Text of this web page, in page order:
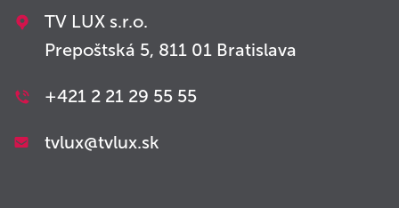
TV LUX s.r.o.
Prepoštská 5, 811 01 Bratislava
+421 2 21 29 55 55
tvlux@tvlux.sk